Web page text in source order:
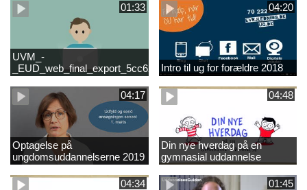
01:33
UVM_-
04:20
Intro til ug for forældre 2018
04:17
Optagelse på
ungdomsuddannelserne 2019
04:48
Din nye hverdag på en
gymnasial uddannelse
04:34 01:45